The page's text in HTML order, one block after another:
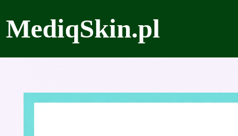
do
treści
MediqSkin.pl